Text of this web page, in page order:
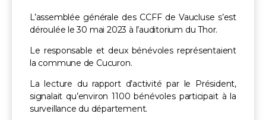
L’assemblée générale des CCFF de Vaucluse s’est
déroulée le 30 mai 2023 à l’auditorium du Thor.
Le responsable et deux bénévoles représentaient
la commune de Cucuron.
La lecture du rapport d’activité par le Président,
signalait qu’environ 1100 bénévoles participait à la
surveillance du département.